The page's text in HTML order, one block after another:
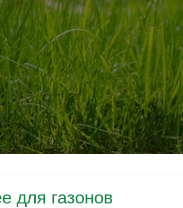
для газонов